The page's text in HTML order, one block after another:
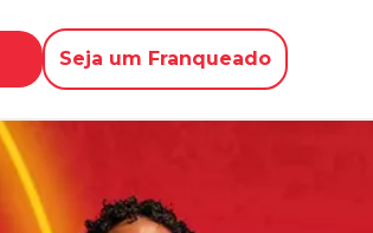
Seja um Franqueado